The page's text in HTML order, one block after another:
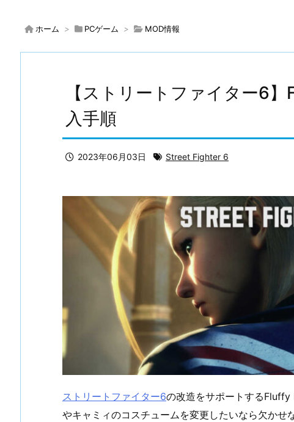
ホーム > PCゲーム > MOD情報
【ストリートファイター6
入手順
2023年06月03日 Street Fighter 6
ストリートファイター6の改造をサポートする
やキャミィのコスチュームを変更したいなら欠かせ